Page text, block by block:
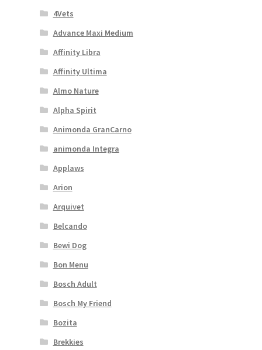
4Vets
Advance Maxi Medium
Affinity Libra
Affinity Ultima
Almo Nature
Alpha Spirit
Animonda GranCarno
animonda Integra
Applaws
Arion
Arquivet
Belcando
Bewi Dog
Bon Menu
Bosch Adult
Bosch My Friend
Bozita
Brekkies